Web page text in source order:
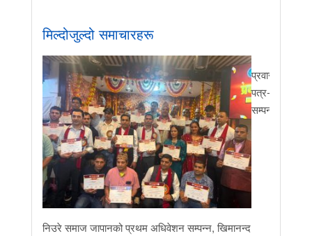
मिल्दोजुल्दो समाचारहरू
निउरे समाज जापानको प्रथम अधिवेशन सम्पन्न, खिमानन्द
प्रवास र
पत्र-२०२६
सम्पन्न